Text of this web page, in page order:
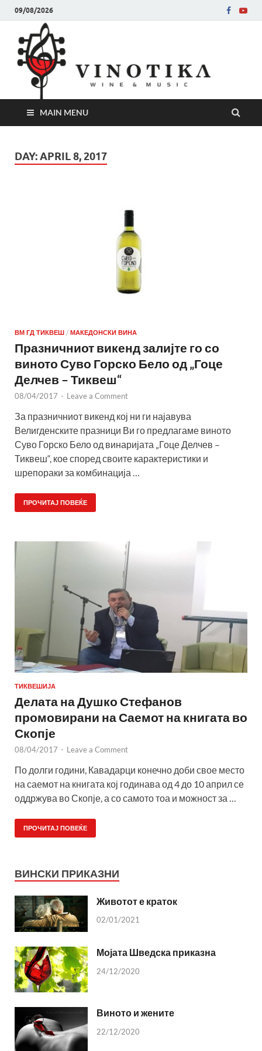
09/08/2026
MAIN MENU
DAY:APRIL 8, 2017
ВМ ГД ТИКВЕШ / МАКЕДОНСКИ ВИНА
Празничниот викенд залијте го со
виното Суво Горско Бело од „Гоце
Делчев – Тиквеш“
08/04/2017 - Leave a Comment
За празничниот викенд кој ни ги најавува
Велигденските празници Ви го предлагаме виното
Суво Горско Бело од винаријата „Гоце Делчев –
Тиквеш“, кое според своите карактеристики и
шрепораки за комбинација …
ПРОЧИТАЈ ПОВЕЌЕ
ТИКВЕШИЈА
Делата на Душко Стефанов
промовирани на Саемот на книгата во
Скопје
08/04/2017 - Leave a Comment
По долги години, Кавадарци конечно доби свое место
на саемот на книгата кој годинава од 4 до 10 април се
оддржува во Скопје, а со самото тоа и можност за …
ПРОЧИТАЈ ПОВЕЌЕ
ВИНСКИ ПРИКАЗНИ
Животот е краток
02/01/2021
Мојата Шведска приказна
24/12/2020
Виното и жените
22/12/2020